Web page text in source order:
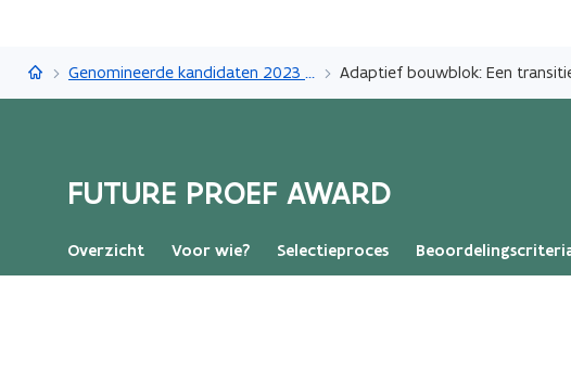
FUTURE PROEF AWARD Genomineerde kandidaten 2023 (uitreiking 2024) Adaptief bouwblok: Een
FUTURE PROEF AWARD
Overzicht
Voor wie? Selectieproces